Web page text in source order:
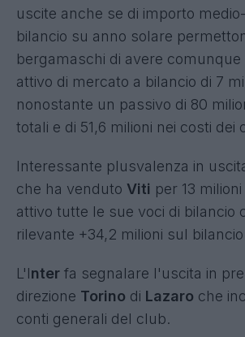
uscite anche se di importo
bilancio su anno solare
bergamaschi di avere comunque
attivo di mercato a bilancio di 7
nonostante un passivo di 80
totali e di 51,6 milioni nei costi dei
Interessante plusvalenza in
che ha venduto Viti per 13
attivo tutte le sue voci di bilancio
rilevante +34,2 milioni sul
L'Inter fa segnalare l'uscita in
direzione Torino di Lazaro che
conti generali del club.